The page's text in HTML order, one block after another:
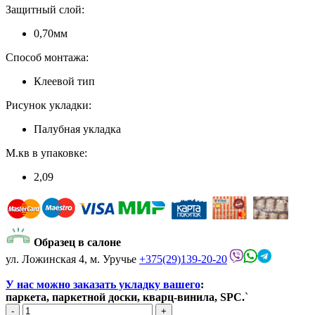
Защитный слой:
0,70мм
Способ монтажа:
Клеевой тип
Рисунок укладки:
Палубная укладка
М.кв в упаковке:
2,09
Образец в салоне
ул. Ложинская 4, м. Уручье +375(29)139-20-20
У нас можно заказать укладку вашего:
паркета, паркетной доски, кварц-винила, SPC.`